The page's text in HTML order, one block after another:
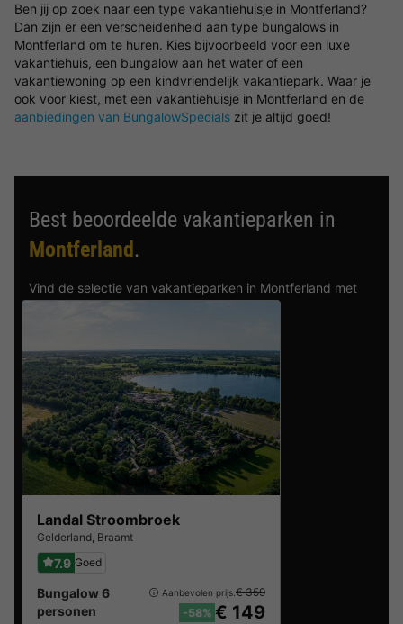
Ben jij op zoek naar een type vakantiehuisje in Montferland?
Dan zijn er een verscheidenheid aan type bungalows in
Montferland om te huren. Kies bijvoorbeeld voor een luxe
vakantiehuis, een bungalow aan het water of een
vakantiewoning op een kindvriendelijk vakantiepark. Waar je
ook voor kiest, met een vakantiehuisje in Montferland en de
aanbiedingen van BungalowSpecials zit je altijd goed!
Best beoordeelde vakantieparken in
Montferland.
Vind de selectie van vakantieparken in Montferland met
Landal Stroombroek
Gelderland, Braamt
7.9 Goed
Bungalow 6
personen
Aanbevolen prijs:€ 359
-58% € 149